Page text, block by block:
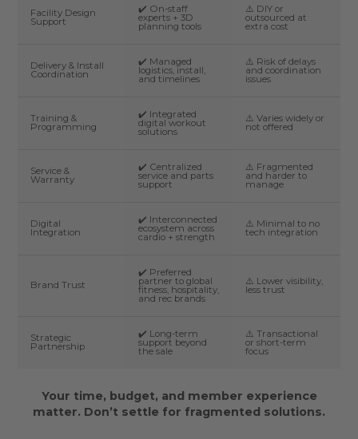
Facility Design
Support
✔️ On-staff
experts + 3D
planning tools
⚠️ DIY or
outsourced at
extra cost
Delivery & Install
Coordination
✔️ Managed
logistics, install,
and timelines
⚠️ Risk of delays
and coordination
issues
Training &
Programming
✔️ Integrated
digital workout
solutions
⚠️ Varies widely or
not offered
Service &
Warranty
✔️ Centralized
service and parts
support
⚠️ Fragmented
and harder to
manage
Digital
Integration
✔️ Interconnected
ecosystem across
cardio + strength
⚠️ Minimal to no
tech integration
Brand Trust
✔️ Preferred
partner to global
fitness, hospitality,
and rec brands
⚠️ Lower visibility,
less trust
Strategic
Partnership
✔️ Long-term
support beyond
the sale
⚠️ Transactional
or short-term
focus
Your time, budget, and member experience
matter. Don’t settle for fragmented solutions.